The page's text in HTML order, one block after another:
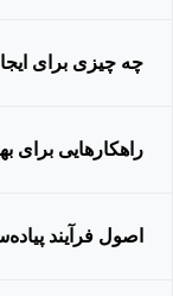
چه چیزی برای
راهکارهایی برای
اصول فرآیند